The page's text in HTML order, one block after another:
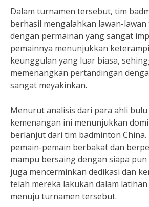
Dalam turnamen tersebut, tim
berhasil mengalahkan lawan-
dengan permainan yang sangat
pemainnya menunjukkan
keunggulan yang luar biasa,
memenangkan pertandingan
sangat meyakinkan.
Menurut analisis dari para ahli
kemenangan ini menunjukkan
berlanjut dari tim badminton
pemain-pemain berbakat dan
mampu bersaing dengan siapa pun
juga mencerminkan dedikasi dan
telah mereka lakukan dalam
menuju turnamen tersebut.